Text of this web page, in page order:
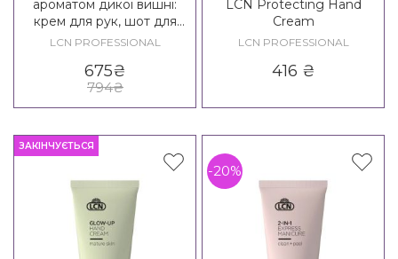
ароматом дикої вишні:
крем для рук, шот для
нігтів LCN Rouge Set 2
LCN PROFESSIONAL
675₴
794₴
LCN Protecting Hand
Cream
LCN PROFESSIONAL
416 ₴
ЗАКІНЧУЄТЬСЯ
-20%